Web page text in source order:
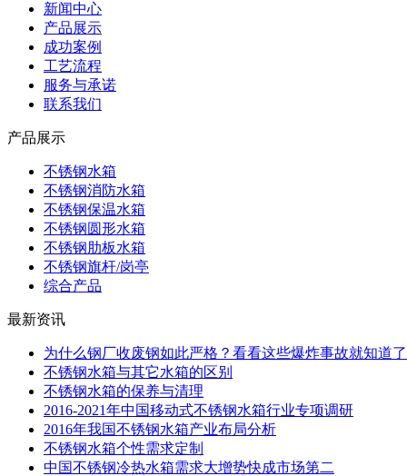
新闻中心
产品展示
成功案例
工艺流程
服务与承诺
联系我们
产品展示
不锈钢水箱
不锈钢消防水箱
不锈钢保温水箱
不锈钢圆形水箱
不锈钢肋板水箱
不锈钢旗杆/岗亭
综合产品
最新资讯
为什么钢厂收废钢如此严格？看看这些爆炸事故就知道
不锈钢水箱与其它水箱的区别
不锈钢水箱的保养与清理
2016-2021年中国移动式不锈钢水箱行业专项调研
2016年我国不锈钢水箱产业布局分析
不锈钢水箱个性需求定制
中国不锈钢冷热水箱需求大增势快成市场第二